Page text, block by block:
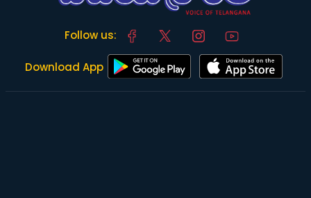
Follow us:
Download App